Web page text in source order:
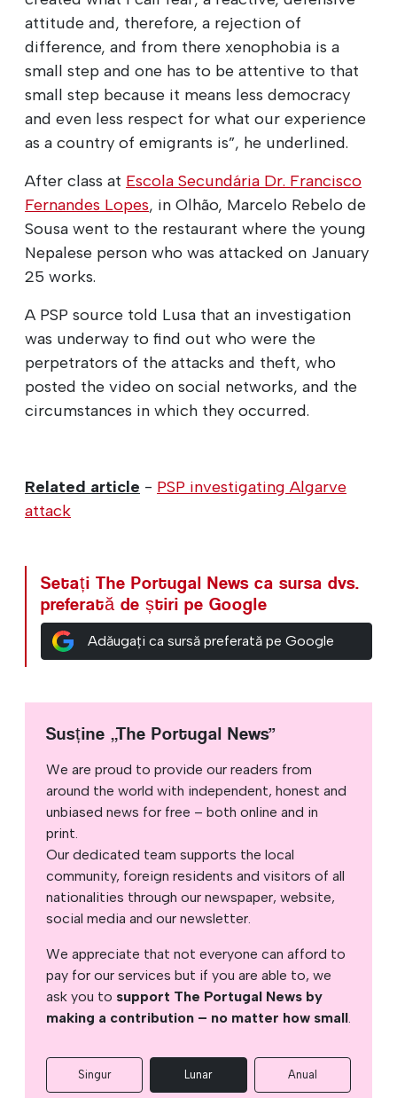
attitude and, therefore, a rejection of
difference, and from there xenophobia is a
small step and one has to be attentive to that
small step because it means less democracy
and even less respect for what our experience
as a country of emigrants is”, he underlined.
After class at Escola Secundária Dr. Francisco
Fernandes Lopes, in Olhão, Marcelo Rebelo de
Sousa went to the restaurant where the young
Nepalese person who was attacked on January
25 works.
A PSP source told Lusa that an investigation
was underway to find out who were the
perpetrators of the attacks and theft, who
posted the video on social networks, and the
circumstances in which they occurred.
Related article - PSP investigating Algarve
attack
Setați The Portugal News ca sursa dvs.
preferată de știri pe Google
Adăugați ca sursă preferată pe Google
Susține „The Portugal News”
We are proud to provide our readers from
around the world with independent, honest and
unbiased news for free – both online and in
print.
Our dedicated team supports the local
community, foreign residents and visitors of all
nationalities through our newspaper, website,
social media and our newsletter.
We appreciate that not everyone can afford to
pay for our services but if you are able to, we
ask you to support The Portugal News by
making a contribution – no matter how small.
Singur Lunar Anual